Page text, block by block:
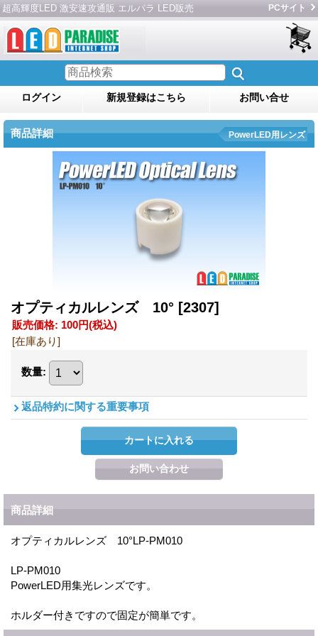
超高輝度LED 激安速攻通販 エルパラ LED販売 PCサイト
ログイン 新規登録はこちら お問い合せ
商品詳細 PowerLED用レンズ
オプティカルレンズ 10° [2307]
販売価格: 100円(税込)
[在庫あり]
数量:
返品特約に関する重要事項
商品詳細
オプティカルレンズ 10°LP-PM010
LP-PM010
PowerLED用集光レンズです。
ホルダー付きですので固定が簡単です。